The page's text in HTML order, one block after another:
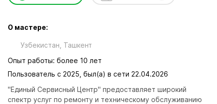
О мастере:
Узбекистан, Ташкент
Опыт работы: более 10 лет
Пользователь с 2025, был(а) в сети 22.04.2026
"Единый Сервисный Центр" предоставляет широкий
спектр услуг по ремонту и техническому обслуживанию